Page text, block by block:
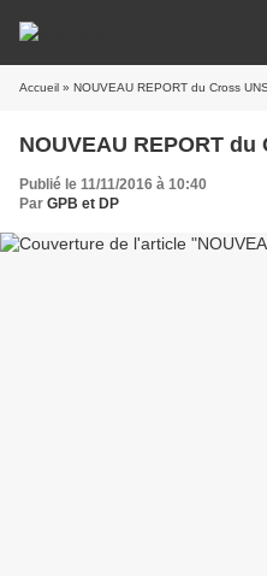
Accueil » NOUVEAU REPORT du Cross
NOUVEAU REPORT du
Publié le 11/11/2016 à 10:40
Par GPB et DP